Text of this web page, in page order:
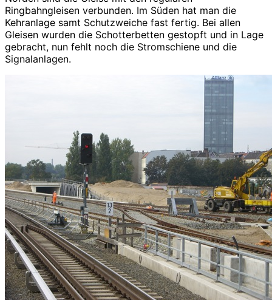
Ringbahngleisen verbunden. Im Süden hat man die
Kehranlage samt Schutzweiche fast fertig. Bei allen
Gleisen wurden die Schotterbetten gestopft und in Lage
gebracht, nun fehlt noch die Stromschiene und die
Signalanlagen.